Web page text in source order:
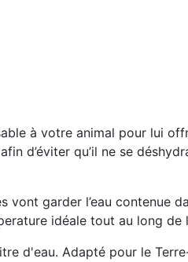
à votre animal pour lui
d’éviter qu’il ne se
vont garder l’eau contenue
idéale tout au long de
d'eau. Adapté pour le